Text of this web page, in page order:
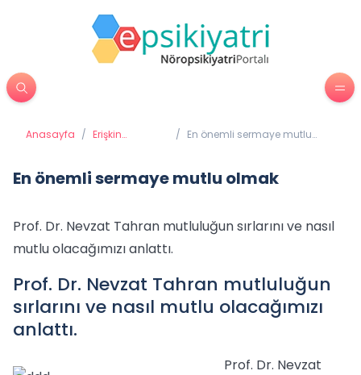
Anasayfa / Erişkin
/ En önemli sermaye mutlu
En önemli sermaye mutlu olmak
Prof. Dr. Nevzat Tahran mutluluğun sırlarını ve nasıl
mutlu olacağımızı anlattı.
Prof. Dr. Nevzat Tahran mutluluğun
sırlarını ve nasıl mutlu olacağımızı
anlattı.
Prof. Dr. Nevzat